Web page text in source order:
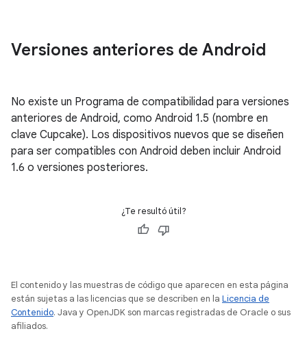
Versiones anteriores de Android
No existe un Programa de compatibilidad para versiones
anteriores de Android, como Android 1.5 (nombre en
clave Cupcake). Los dispositivos nuevos que se diseñen
para ser compatibles con Android deben incluir Android
1.6 o versiones posteriores.
¿Te resultó útil?
El contenido y las muestras de código que aparecen en esta página
están sujetas a las licencias que se describen en la Licencia de
Contenido. Java y OpenJDK son marcas registradas de Oracle o sus
afiliados.